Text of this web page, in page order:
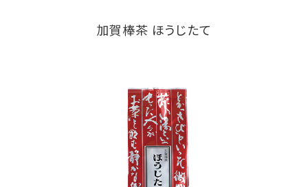
加賀棒茶 ほうじたて